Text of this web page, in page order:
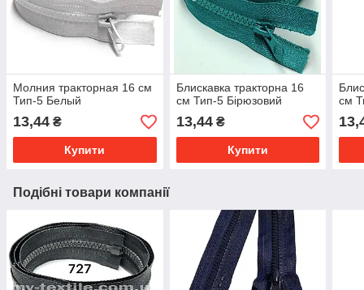
Молния тракторная 16 см
Тип-5 Белый
13,44 ₴
Купити
Блискавка тракторна 16
см Тип-5 Бірюзовий
13,44₴
Купити
см
Подібні товари компанії